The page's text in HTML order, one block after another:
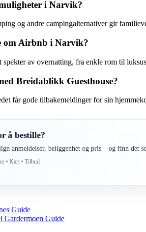
i Narvik?
og andre campingalternativer gir
om Airbnb i Narvik?
av overnatting, fra enkle rom til
Breidablikk Guesthouse?
får gode tilbakemeldinger for sin
å bestille?
anmeldelser, beliggenhet og pris – og finn det
• Kart • Tilbud
Guide
Guide